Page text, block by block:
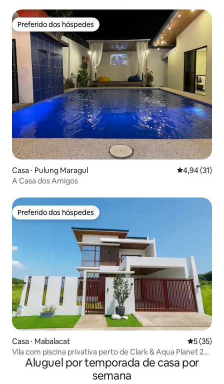
Preferido dos hóspedes
Preferido dos hóspedes
Casa ⋅ Pulung Maragul 4,94 de uma
4,94 (31)
A Casa dos Amigos
Preferido dos hóspedes
Preferido dos hóspedes
Casa ⋅ Mabalacat 5 de uma
5 (35)
Vila com piscina privativa perto de Clark & Aqua Planet 20
Aluguel por temporada de casa por
semana